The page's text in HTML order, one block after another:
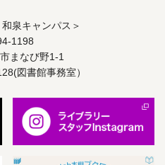
泉キャンパス＞
1198
まなび野1-1
図書館事務室）